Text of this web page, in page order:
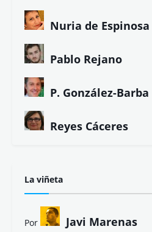
Nuria de Espinosa
Pablo Rejano
P. González-Barba
Reyes Cáceres
La viñeta
Por Javi Marenas